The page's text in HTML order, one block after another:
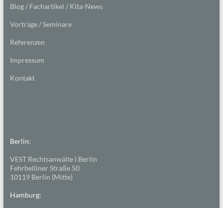
Blog / Fachartikel / Kita-News
Vorträge / Seminare
Referenzen
Impressum
Kontakt
Berlin:
VEST Rechtsanwälte I Berlin
Fehrbelliner Straße 50
10119 Berlin (Mitte)
Hamburg: